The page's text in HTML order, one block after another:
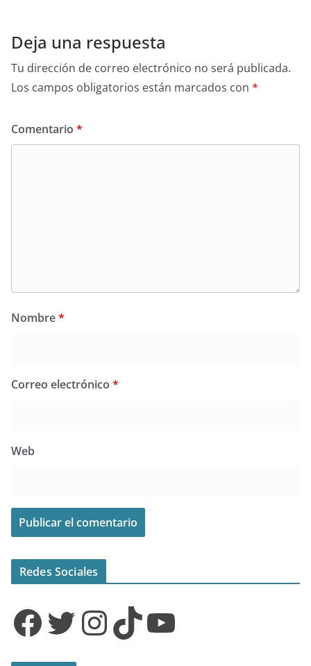
Deja una respuesta
Tu dirección de correo electrónico no será publicada.
Los campos obligatorios están marcados con *
Comentario *
Nombre*
Correo electrónico *
Web
Redes Sociales
Facebook Twitter InstagramTikTok YouTube